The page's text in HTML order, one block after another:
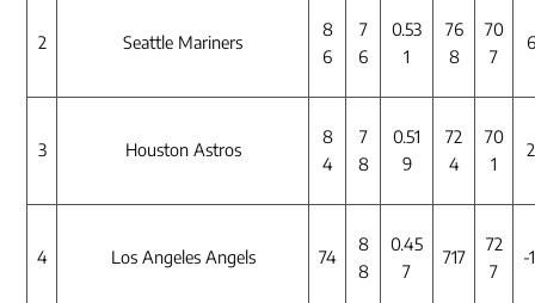
2 Seattle Mariners
8
6
7
6
0.53
1
76
8
70
7
3 Houston Astros
8
4
7
8
0.51
9
72
4
70
1
4 Los Angeles Angels 74
8
8
0.45
7
717
72
7
-